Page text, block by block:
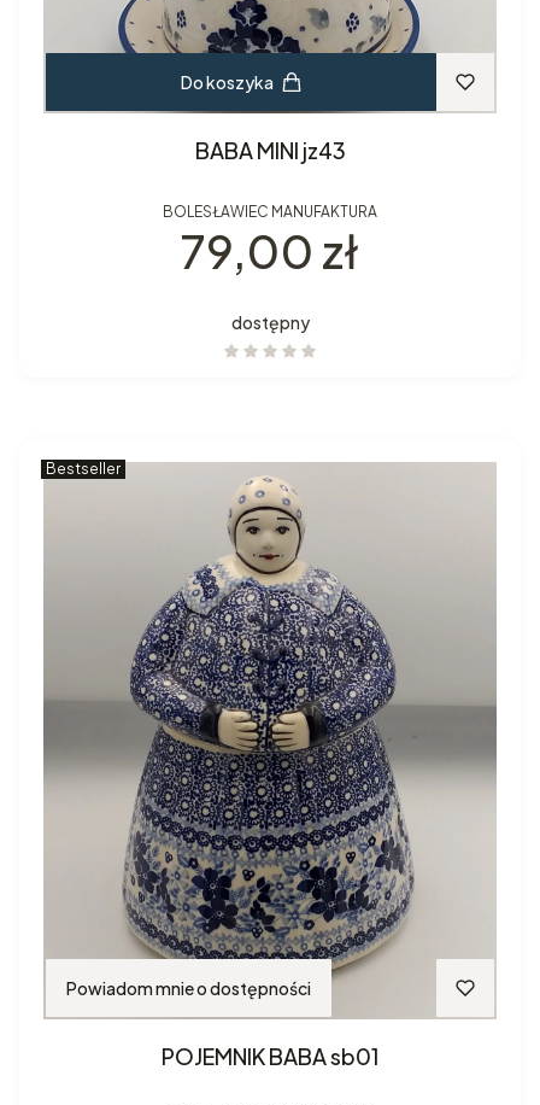
Do koszyka
BABA MINI jz43
BOLESŁAWIEC MANUFAKTURA
Cena
79,00 zł
dostępny
Bestseller
Powiadom mnie o dostępności
POJEMNIK BABA sb01